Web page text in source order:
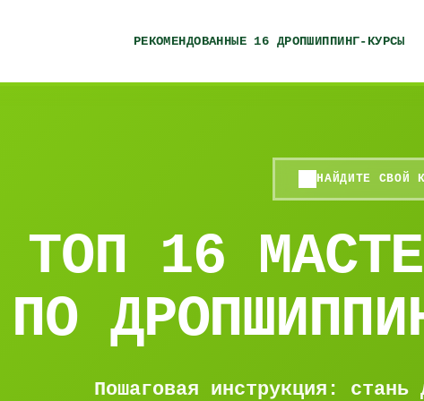
РЕКОМЕНДОВАННЫЕ 16 ДРОПШИППИНГ-КУРСЫ
НАЙДИТЕ СВОЙ
ТОП 16
ПО
Пошаговая инструкция: стань